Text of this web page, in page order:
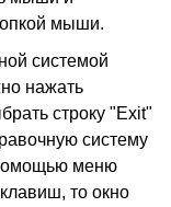
мыши.
системой
нажать
строку "Exit"
систему
меню
то окно